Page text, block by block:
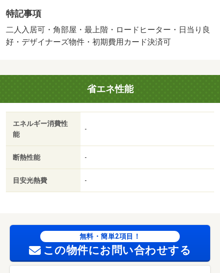
月かかります。 ・家賃等決済サービス利用料１０，０
００円／年／普通借家２年／二人入居可／子供可／更新
料 ５０００円／バストイレ別／バルコニー／エアコン／
ューズボックス／システムキッチン／追焚機能浴室／角住
戸／温水洗浄便座／脱衣所／エレベーター／洗面所独立／
洗面化粧台／２口コンロ／宅配ボックス／ＣＡＴＶ／礼金
不要／最上階／ＢＳ・ＣＳ／防犯カメラ／独立型キッチン
／全居室洋室／ＣＡＴＶインターネット／二人入居相談／
全居室フローリング／デザイナーズ／ＣＳ／ロードヒーテ
／ＢＳ／保証会社利用可／ＩＴ重説 対応物件／初期費用
カード決済可／無印良品コープさっぽろやまはな店（ショ
ッピングセンター）まで７６９ｍ／西松屋アクロスプラザ
セイコーマートたかだ店（コンビニ）まで１３９ｍ／セブ
ンイレブン札幌南２１条西１４丁目店（コンビニ）まで７
７３ｍ／ツルハドラッグ南２２条店（ドラッグストア）ま
で７３５ｍ/賃貸戸数:16戸
特記事項
二人入居可・角部屋・最上階・ロードヒーター・日当り良
好・デザイナーズ物件・初期費用カード決済可
省エネ性能
エネルギー消費性
能
-
断熱性能 -
目安光熱費 -
無料・簡単2項目！
この物件にお問い合わせする